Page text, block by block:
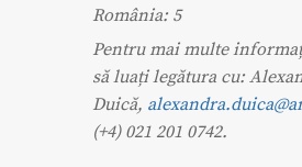
România: 5
Pentru mai multe
să luați legătura cu:
Duică,
(+4) 021 201 0742.